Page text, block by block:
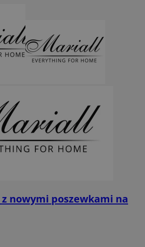
nowymi poszewkami na